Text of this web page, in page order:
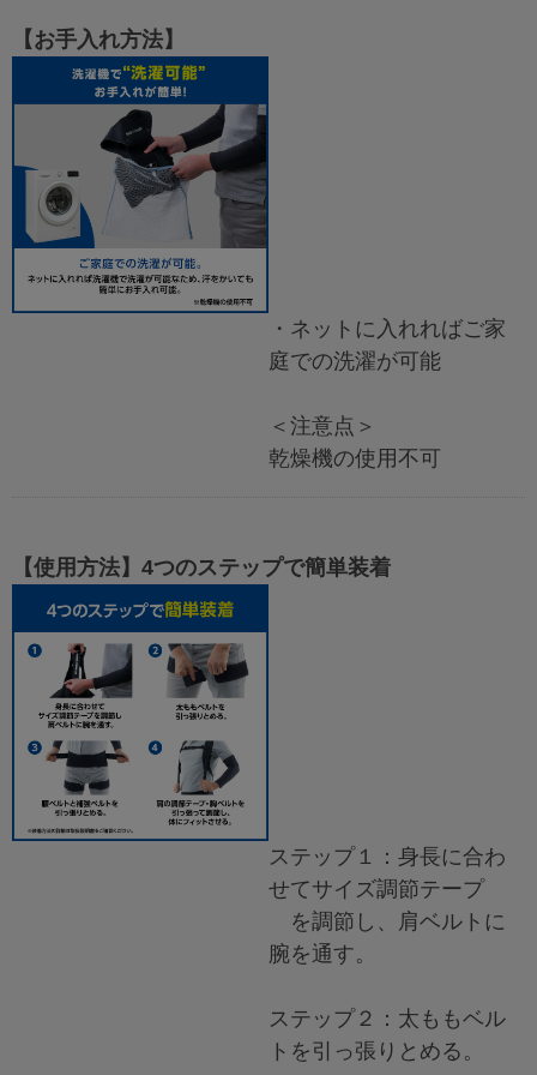
【お手入れ方法】
・ネットに入れればご家
庭での洗濯が可能
＜注意点＞
乾燥機の使用不可
【使用方法】4つのステップで簡単装着
ステップ１：身長に合わ
せてサイズ調節テープ
を調節し、肩ベルトに
腕を通す。
ステップ２：太ももベル
トを引っ張りとめる。